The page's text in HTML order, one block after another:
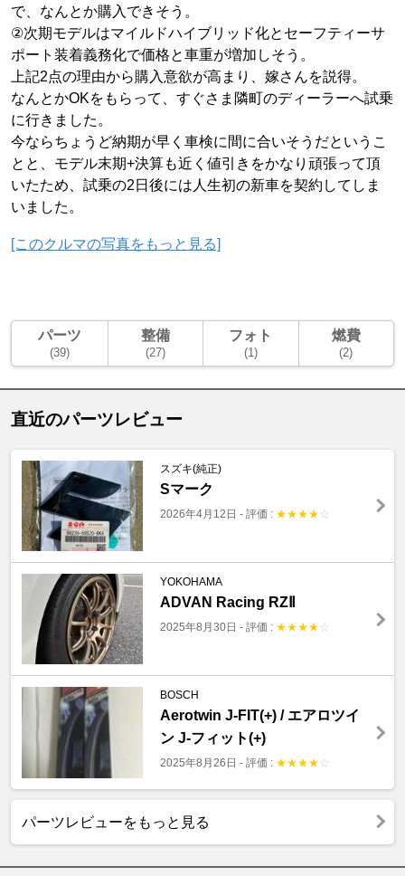
で、なんとか購入できそう。
②次期モデルはマイルドハイブリッド化とセーフティーサ
ポート装着義務化で価格と車重が増加しそう。
上記2点の理由から購入意欲が高まり、嫁さんを説得。
なんとかOKをもらって、すぐさま隣町のディーラーへ試乗
に行きました。
今ならちょうど納期が早く車検に間に合いそうだというこ
とと、モデル末期+決算も近く値引きをかなり頑張って頂
いたため、試乗の2日後には人生初の新車を契約してしま
いました。
[このクルマの写真をもっと見る]
パーツ
(39)
整備
(27)
フォト
(1)
燃費
(2)
直近のパーツレビュー
スズキ(純正)
Sマーク
2026年4月12日 - 評価 : ★★★★ ☆
YOKOHAMA
ADVAN Racing RZⅡ
2025年8月30日 - 評価 : ★★★★ ☆
BOSCH
Aerotwin J-FIT(+) / エアロツイ
ン J-フィット(+)
2025年8月26日 - 評価 : ★★★★ ☆
パーツレビューをもっと見る